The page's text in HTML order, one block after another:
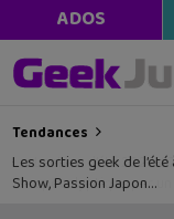
ADOS
Tendances
Les sorties geek de
Show, Passion Japon…